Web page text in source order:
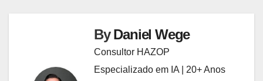
ByDaniel Wege
Consultor HAZOP
Especializado em IA | 20+ Anos